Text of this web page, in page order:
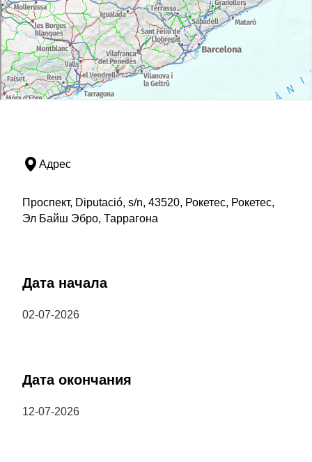
Адрес
Проспект, Diputació, s/n, 43520, Рокетес, Рокетес,
Эл Байш Эбро, Таррагона
Дата начала
02-07-2026
Дата окончания
12-07-2026